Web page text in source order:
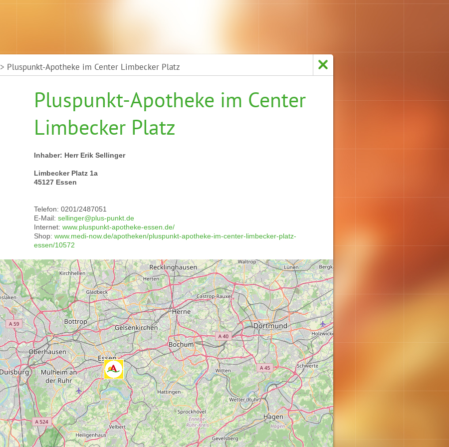
> Pluspunkt-Apotheke im Center Limbecker Platz
Pluspunkt-Apotheke im Center
Limbecker Platz
Inhaber: Herr Erik Sellinger
Limbecker Platz 1a
45127 Essen
Telefon: 0201/2487051
E-Mail: sellinger@plus-punkt.de
Internet: www.pluspunkt-apotheke-essen.de/
Shop: www.medi-now.de/apotheken/pluspunkt-apotheke-im-center-limbecker-platz-
essen/10572